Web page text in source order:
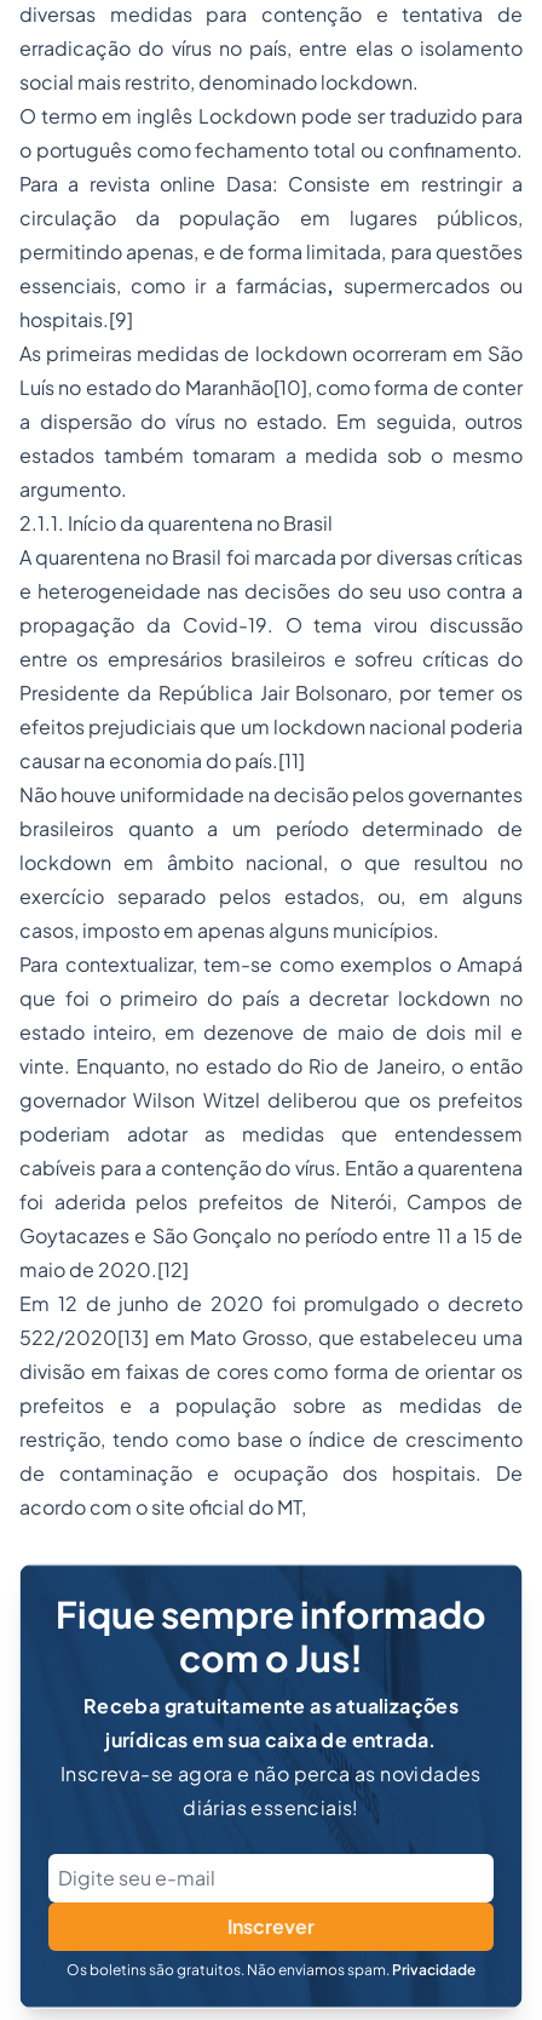
diversas medidas para contenção e tentativa de
erradicação do vírus no país, entre elas o isolamento
social mais restrito, denominadolockdown.
O termo em inglês Lockdown pode ser traduzido para
o português como fechamento total ou confinamento.
Para a revista online Dasa: Consiste em restringir a
circulação da população em lugares públicos,
permitindo apenas, e de forma limitada, para questões
essenciais, como ir a farmácias, supermercados ou
hospitais.[9]
As primeiras medidas de lockdown ocorreram em São
Luís no estado do Maranhão[10], como forma de conter
a dispersão do vírus no estado. Em seguida, outros
estados também tomaram a medida sob o mesmo
argumento.
2.1.1. Início da quarentena no Brasil
A quarentena no Brasil foi marcada por diversas críticas
e heterogeneidade nas decisões do seu uso contra a
propagação da Covid-19. O tema virou discussão
entre os empresários brasileiros e sofreu críticas do
Presidente da República Jair Bolsonaro, por temer os
efeitos prejudiciais que um lockdown nacional poderia
causar na economia do país.[11]
Não houve uniformidade na decisão pelos governantes
brasileiros quanto a um período determinado de
lockdown em âmbito nacional, o que resultou no
exercício separado pelos estados, ou, em alguns
casos, imposto em apenas alguns municípios.
Para contextualizar, tem-se como exemplos o Amapá
que foi o primeiro do país a decretar lockdown no
estado inteiro, em dezenove de maio de dois mil e
vinte. Enquanto, no estado do Rio de Janeiro, o então
governador Wilson Witzel deliberou que os prefeitos
poderiam adotar as medidas que entendessem
cabíveis para a contenção do vírus. Então a quarentena
foi aderida pelos prefeitos de Niterói, Campos de
Goytacazes e São Gonçalo no período entre 11 a 15 de
maio de 2020.[12]
Em 12 de junho de 2020 foi promulgado o decreto
522/2020[13] em Mato Grosso, que estabeleceu uma
divisão em faixas de cores como forma de orientar os
prefeitos e a população sobre as medidas de
restrição, tendo como base o índice de crescimento
de contaminação e ocupação dos hospitais. De
acordo com o site oficial do MT,
Fique sempre informado
com o Jus!
Receba gratuitamente as atualizações
jurídicas em sua caixa de entrada.
Inscreva-se agora e não perca as novidades
diárias essenciais!
Inscrever
Os boletins são gratuitos. Não enviamos spam. Privacidade